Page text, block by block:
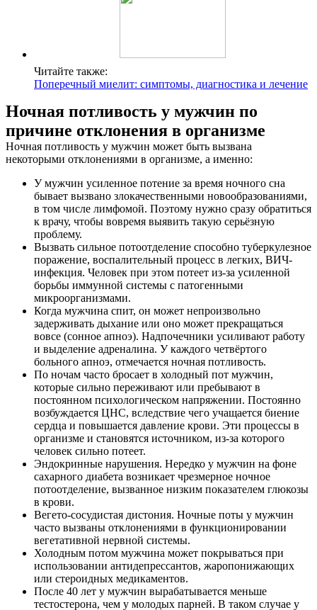
Читайте также:
Поперечный миелит: симптомы, диагностика и лечение
Ночная потливость у мужчин по
причине отклонения в организме
Ночная потливость у мужчин может быть вызвана
некоторыми отклонениями в организме, а именно:
У мужчин усиленное потение за время ночного сна
бывает вызвано злокачественными новообразованиями,
в том числе лимфомой. Поэтому нужно сразу обратиться
к врачу, чтобы вовремя выявить такую серьёзную
проблему.
Вызвать сильное потоотделение способно туберкулезное
поражение, воспалительный процесс в легких, ВИЧ-
инфекция. Человек при этом потеет из-за усиленной
борьбы иммунной системы с патогенными
микроорганизмами.
Когда мужчина спит, он может непроизвольно
задерживать дыхание или оно может прекращаться
вовсе (сонное апноэ). Надпочечники усиливают работу
и выделение адреналина. У каждого четвёртого
больного апноэ, отмечается ночная потливость.
По ночам часто бросает в холодный пот мужчин,
которые сильно переживают или пребывают в
постоянном психологическом напряжении. Постоянно
возбуждается ЦНС, вследствие чего учащается биение
сердца и повышается давление крови. Эти процессы в
организме и становятся источником, из-за которого
человек сильно потеет.
Эндокринные нарушения. Нередко у мужчин на фоне
сахарного диабета возникает чрезмерное ночное
потоотделение, вызванное низким показателем глюкозы
в крови.
Вегето-сосудистая дистония. Ночные поты у мужчин
часто вызваны отклонениями в функционировании
вегетативной нервной системы.
Холодным потом мужчина может покрываться при
использовании антидепрессантов, жаропонижающих
или стероидных медикаментов.
После 40 лет у мужчин вырабатывается меньше
тестостерона, чем у молодых парней. В таком случае у